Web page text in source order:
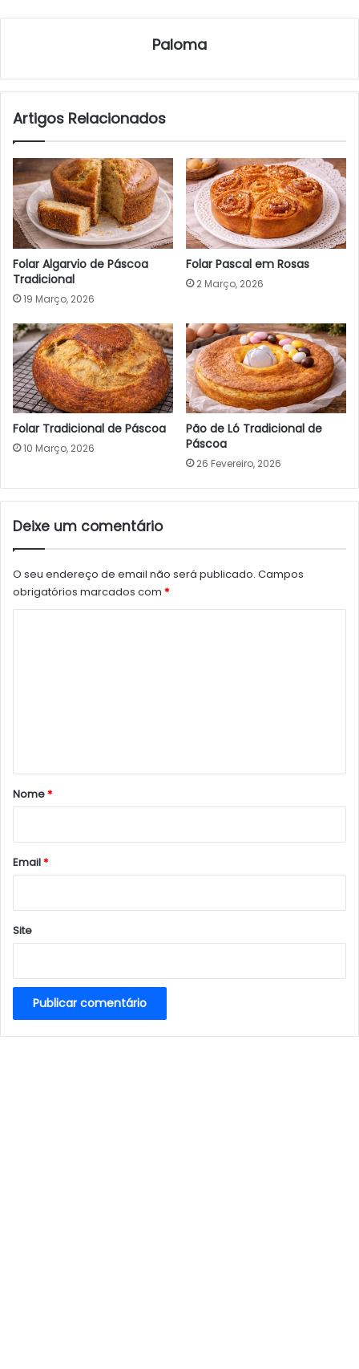
Paloma
Artigos Relacionados
Folar Algarvio de Páscoa
Tradicional
19 Março, 2026
Folar Pascal em Rosas
2 Março, 2026
Folar Tradicional de Páscoa
10 Março, 2026
Pão de Ló Tradicional de
Páscoa
26 Fevereiro, 2026
Deixe um comentário
O seu endereço de email não será publicado. Campos
obrigatórios marcados com *
r
*
Nome*
Email*
Site